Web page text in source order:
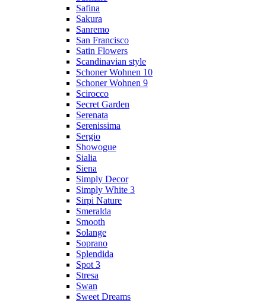
Safina
Sakura
Sanremo
San Francisco
Satin Flowers
Scandinavian style
Schoner Wohnen 10
Schoner Wohnen 9
Scirocco
Secret Garden
Serenata
Serenissima
Sergio
Showogue
Sialia
Siena
Simply Decor
Simply White 3
Sirpi Nature
Smeralda
Smooth
Solange
Soprano
Splendida
Spot 3
Stresa
Swan
Sweet Dreams